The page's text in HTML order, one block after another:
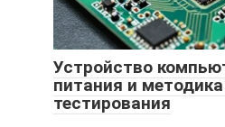
Устройство
питания и
тестирования